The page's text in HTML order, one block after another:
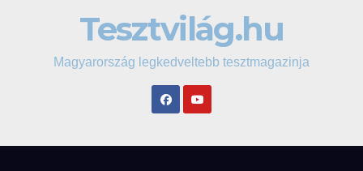
Tesztvilág.hu
Magyarország legkedveltebb tesztmagazinja